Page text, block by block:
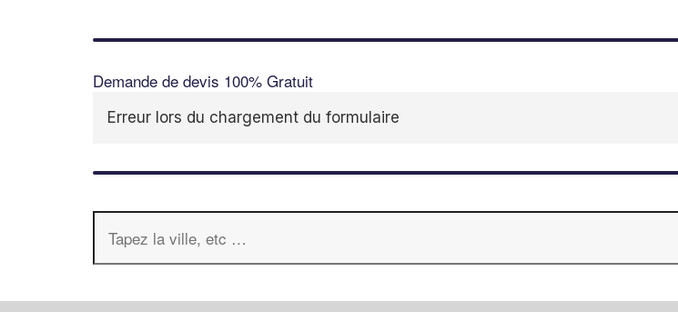
Demande de devis 100% Gratuit
Erreur lors du chargement du formulaire